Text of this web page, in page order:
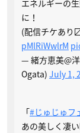
エネルギーの
に！
(配信チケあり
pMlRiWwlrM
— 緒方恵美@洋
Ogata) July 1,
「#じゅじゅフ
あの美しく凄